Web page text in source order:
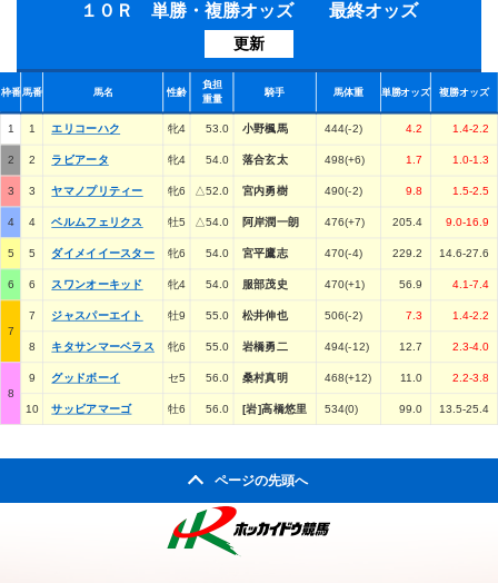
１０Ｒ 単勝・複勝オッズ 最終オッズ
更新
枠番馬番 馬名 性齢
負担
重量
騎手 馬体重 単勝オッズ 複勝オッズ
1 1 エリコーハク 牝4 53.0 小野楓馬 444(-2) 4.2 1.4-2.2
2 2 ラビアータ 牝4 54.0 落合玄太 498(+6) 1.7 1.0-1.3
3 3 ヤマノプリティー 牝6 △52.0 宮内勇樹 490(-2) 9.8 1.5-2.5
4 4 ベルムフェリクス 牡5 △54.0 阿岸潤一朗 476(+7) 205.4 9.0-16.9
5 5 ダイメイイースター 牝6 54.0 宮平鷹志 470(-4) 229.2 14.6-27.6
6 6 スワンオーキッド 牝4 54.0 服部茂史 470(+1) 56.9 4.1-7.4
7
7 ジャスパーエイト 牡9 55.0 松井伸也 506(-2) 7.3 1.4-2.2
8 キタサンマーベラス 牝6 55.0 岩橋勇二 494(-12) 12.7 2.3-4.0
8
9 グッドボーイ セ5 56.0 桑村真明 468(+12) 11.0 2.2-3.8
10 サッビアマーゴ 牡6 56.0 [岩]高橋悠里 534(0) 99.0 13.5-25.4
ページの先頭へ